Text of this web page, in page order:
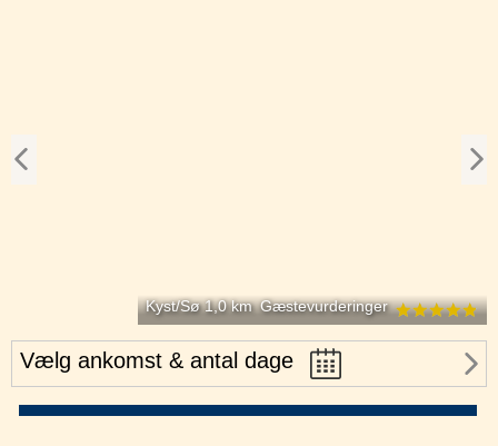
Kyst/Sø 1,0 km Gæstevurderinger
Vælg ankomst & antal dage